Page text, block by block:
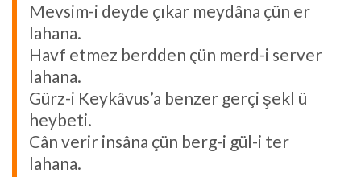
Mevsim-i deyde çıkar meydâna çün er
lahana.
Havf etmez berdden çün merd-i server
lahana.
Gürz-i Keykâvus’a benzer gerçi şekl ü
heybeti.
Cân verir insâna çün berg-i gül-i ter
lahana.